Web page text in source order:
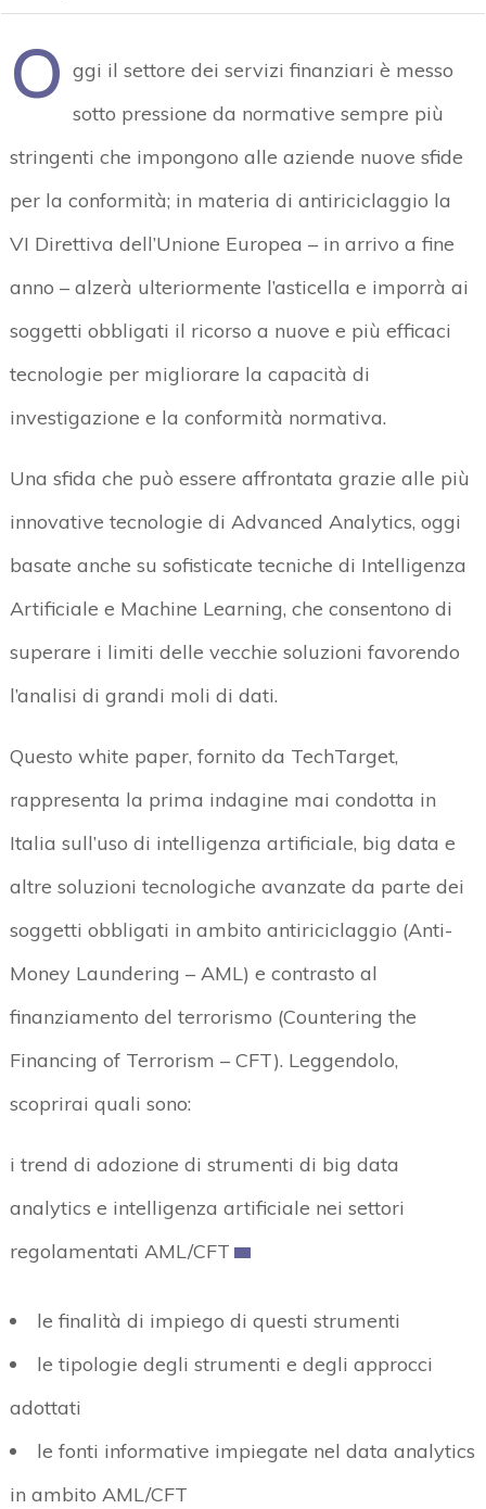
O ggi il settore dei servizi finanziari è messo
sotto pressione da normative sempre più
stringenti che impongono alle aziende nuove sfide
per la conformità; in materia di antiriciclaggio la
VI Direttiva dell’Unione Europea – in arrivo a fine
anno – alzerà ulteriormente l’asticella e imporrà ai
soggetti obbligati il ricorso a nuove e più efficaci
tecnologie per migliorare la capacità di
investigazione e la conformità normativa.
Una sfida che può essere affrontata grazie alle più
innovative tecnologie di Advanced Analytics, oggi
basate anche su sofisticate tecniche di Intelligenza
Artificiale e Machine Learning, che consentono di
superare i limiti delle vecchie soluzioni favorendo
l’analisi di grandi moli di dati.
Questo white paper, fornito da TechTarget,
rappresenta la prima indagine mai condotta in
Italia sull’uso di intelligenza artificiale, big data e
altre soluzioni tecnologiche avanzate da parte dei
soggetti obbligati in ambito antiriciclaggio (Anti-
Money Laundering – AML) e contrasto al
finanziamento del terrorismo (Countering the
Financing of Terrorism – CFT). Leggendolo,
scoprirai quali sono:
i trend di adozione di strumenti di big data
analytics e intelligenza artificiale nei settori
regolamentati AML/CFT
le finalità di impiego di questi strumenti
le tipologie degli strumenti e degli approcci
adottati
le fonti informative impiegate nel data analytics
in ambito AML/CFT